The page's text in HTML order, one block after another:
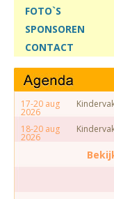
FOTO`S
SPONSOREN
CONTACT
17-20 aug
2026
18-20 aug
2026